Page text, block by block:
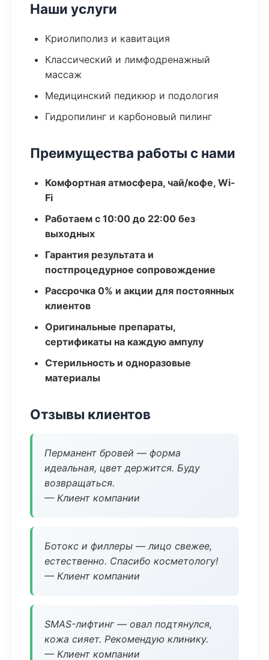
Наши услуги
Криолиполиз и кавитация
Классический и лимфодренажный
массаж
Медицинский педикюр и подология
Гидропилинг и карбоновый пилинг
Преимущества работы с нами
Комфортная атмосфера, чай/кофе, Wi-
Fi
Работаем с 10:00 до 22:00 без
выходных
Гарантия результата и
постпроцедурное сопровождение
Рассрочка 0% и акции для постоянных
клиентов
Оригинальные препараты,
сертификаты на каждую ампулу
Стерильность и одноразовые
материалы
Отзывы клиентов
Перманент бровей — форма
идеальная, цвет держится. Буду
возвращаться.
— Клиент компании
Ботокс и филлеры — лицо свежее,
естественно. Спасибо косметологу!
— Клиент компании
SMAS-лифтинг — овал подтянулся,
кожа сияет. Рекомендую клинику.
— Клиент компании